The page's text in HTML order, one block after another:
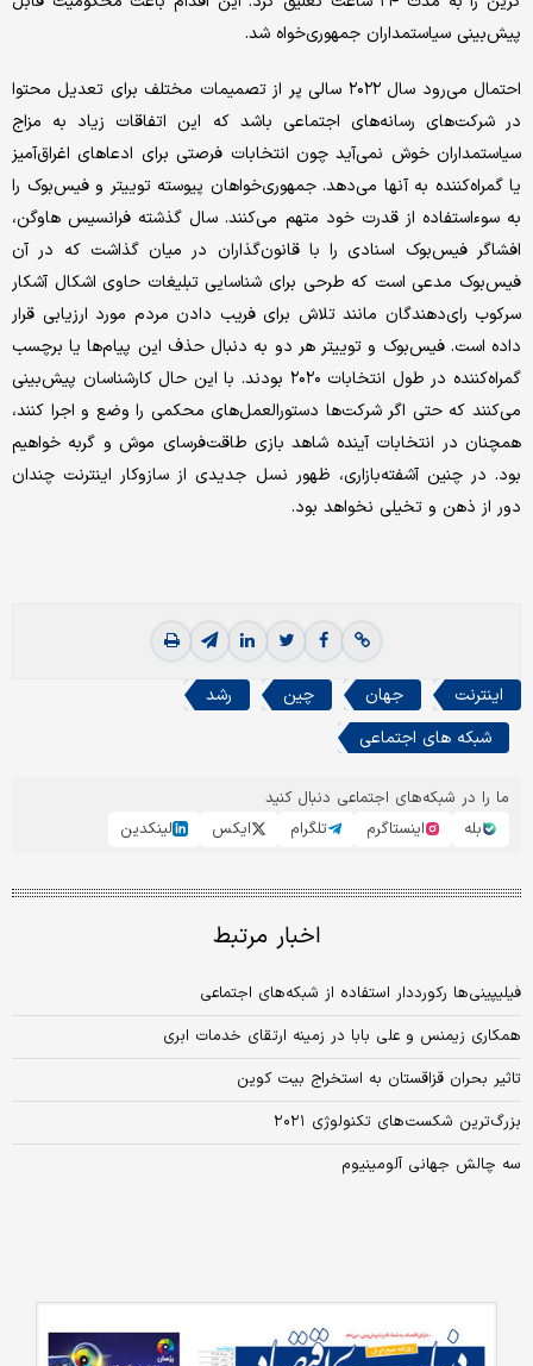
پیش‌بینی سیاستمداران جمهوری‌خواه شد.
احتمال می‌رود سال ۲۰۲۲ سالی پر از تصمیمات مختلف برای تعدیل محتوا
در شرکت‌های رسانه‌های اجتماعی باشد که این اتفاقات زیاد به مزاج
سیاستمداران خوش نمی‌آید چون انتخابات فرصتی برای ادعاهای اغراق‌آمیز
یا گمراه‌کننده به آنها می‌دهد. جمهوری‌خواهان پیوسته توییتر و فیس‌بوک را
به سوءاستفاده از قدرت خود متهم می‌کنند. سال گذشته فرانسیس هاوگن،
افشاگر فیس‌بوک اسنادی را با قانون‌گذاران در میان گذاشت که در آن
فیس‌بوک مدعی است که طرحی برای شناسایی تبلیغات حاوی اشکال آشکار
سرکوب رای‌دهندگان مانند تلاش برای فریب دادن مردم مورد ارزیابی قرار
داده است. فیس‌بوک و توییتر هر دو به دنبال حذف این پیام‌ها یا برچسب
گمراه‌کننده در طول انتخابات ۲۰۲۰ بودند. با این حال کارشناسان پیش‌بینی
می‌کنند که حتی اگر شرکت‌ها دستورالعمل‌های محکمی را وضع و اجرا کنند،
همچنان در انتخابات آینده شاهد بازی طاقت‌فرسای موش و گربه خواهیم
بود. در چنین آشفته‌بازاری، ظهور نسل جدیدی از سازوکار اینترنت چندان
دور از ذهن و تخیلی نخواهد بود.
اینترنت جهان چین
رشد
شبکه های اجتماعی
ما را در شبکه‌های اجتماعی دنبال کنید
بله
اینستاگرم تلگرام ایکس لینکدین
اخبار مرتبط
فیلیپینی‌ها رکورددار استفاده از شبکه‌های اجتماعی
همکاری زیمنس و علی بابا در زمینه‌ ارتقای خدمات ابری
تاثیر بحران قزاقستان به استخراج بیت کوین
بزرگ‌ترین شکست‌های تکنولوژی ۲۰۲۱
سه چالش جهانی آلومینیوم